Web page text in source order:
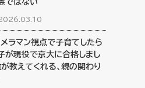
ではない
メラマン視点で子育てしたら
が現役で京大に合格しまし
が教えてくれる、親の関わり